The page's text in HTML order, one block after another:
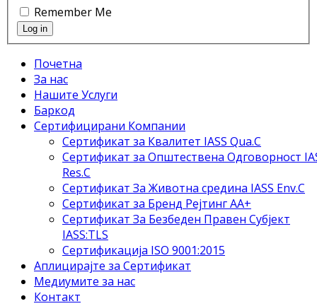
Remember Me
Почетна
За нас
Нашите Услуги
Баркод
Сертифицирани Компании
Сертификат за Квалитет IASS Qua.C
Сертификат за Општествена Одговорност
Res.C
Сертификат За Животна средина IASS Env.C
Сертификат за Бренд Рејтинг АА+
Сертификат За Безбеден Правен Субјект
IASS:TLS
Сертификација ISO 9001:2015
Аплицирајте за Сертификат
Медиумите за нас
Контакт